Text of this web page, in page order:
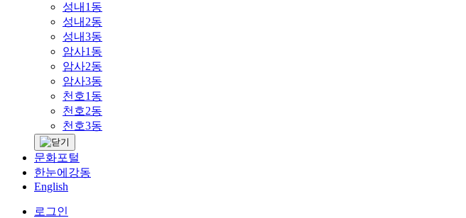
성내1동
성내2동
성내3동
암사1동
암사2동
암사3동
천호1동
천호2동
천호3동
문화포털
한눈에강동
English
로그인